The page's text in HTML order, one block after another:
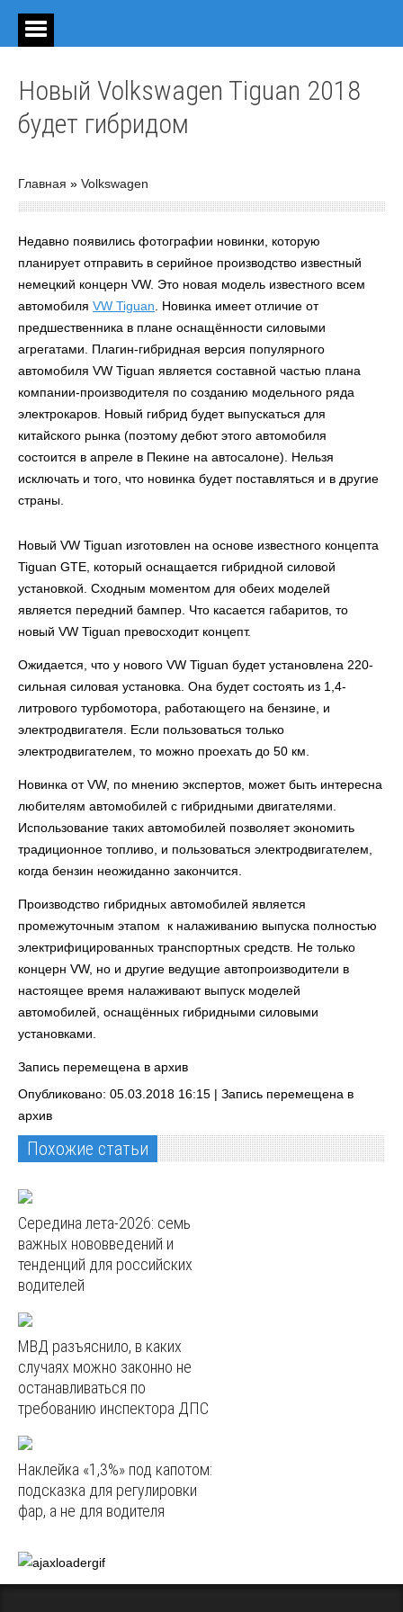
Новый Volkswagen Tiguan 2018
будет гибридом
Главная » Volkswagen
Недавно появились фотографии новинки, которую
планирует отправить в серийное производство известный
немецкий концерн VW. Это новая модель известного всем
автомобиля VW Tiguan . Новинка имеет отличие от
предшественника в плане оснащённости силовыми
агрегатами. Плагин-гибридная версия популярного
автомобиля VW Tiguan является составной частью плана
компании-производителя по созданию модельного ряда
электрокаров. Новый гибрид будет выпускаться для
китайского рынка (поэтому дебют этого автомобиля
состоится в апреле в Пекине на автосалоне). Нельзя
исключать и того, что новинка будет поставляться и в другие
страны.
Новый VW Tiguan изготовлен на основе известного концепта
Tiguan GTE, который оснащается гибридной силовой
установкой. Сходным моментом для обеих моделей
является передний бампер. Что касается габаритов, то
новый VW Tiguan превосходит концепт.
Ожидается, что у нового VW Tiguan будет установлена 220-
сильная силовая установка. Она будет состоять из 1,4-
литрового турбомотора, работающего на бензине, и
электродвигателя. Если пользоваться только
электродвигателем, то можно проехать до 50 км.
Новинка от VW, по мнению экспертов, может быть интересна
любителям автомобилей с гибридными двигателями.
Использование таких автомобилей позволяет экономить
традиционное топливо, и пользоваться электродвигателем,
когда бензин неожиданно закончится.
Производство гибридных автомобилей является
промежуточным этапом к налаживанию выпуска полностью
электрифицированных транспортных средств. Не только
концерн VW, но и другие ведущие автопроизводители в
настоящее время налаживают выпуск моделей
автомобилей, оснащённых гибридными силовыми
установками.
Запись перемещена в архив
Опубликовано: 05.03.2018 16:15 | Запись перемещена в
архив
Похожие статьи
Середина лета-2026: семь
важных нововведений и
тенденций для российских
водителей
МВД разъяснило, в каких
случаях можно законно не
останавливаться по
требованию инспектора ДПС
Наклейка «1,3%» под капотом:
подсказка для регулировки
фар, а не для водителя